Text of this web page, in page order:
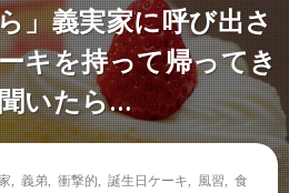
」義実家に呼び出さ
キを持って帰ってき
いたら…
義弟 衝撃的 誕生日ケーキ 風習
食